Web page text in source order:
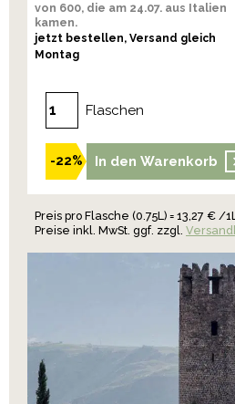
von 600, die am 24.07. aus Italien
kamen.
jetzt bestellen, Versand gleich
Montag
Flaschen
-22% In den Warenkorb
Preis pro Flasche (0.75L) = 13,27 € /1L
Preise inkl. MwSt. ggf. zzgl.